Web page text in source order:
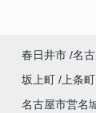
春日井市 名
坂上町 上条町
名古屋市営名